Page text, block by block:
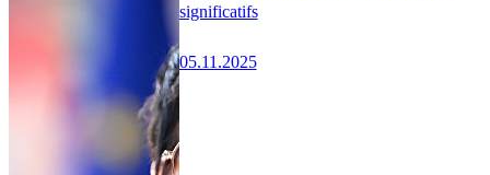
significatifs
05.11.2025